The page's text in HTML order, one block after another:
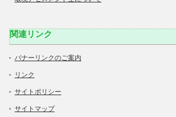
関連リンク
バナーリンクのご案内
リンク
サイトポリシー
サイトマップ